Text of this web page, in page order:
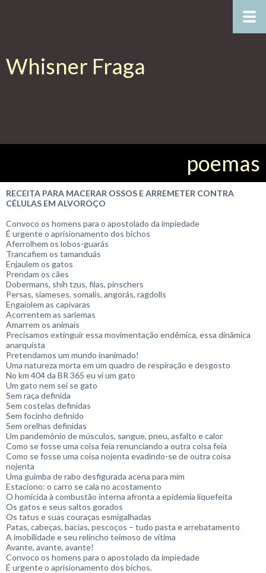
Whisner Fraga
poemas
RECEITA PARA MACERAR OSSOS E ARREMETER CONTRA
CÉLULAS EM ALVOROÇO
Convoco os homens para o apostolado da impiedade
É urgente o aprisionamento dos bichos
Aferrolhem os lobos-guarás
Trancafiem os tamanduás
Enjaulem os gatos
Prendam os cães
Dobermans, shih tzus, filas, pinschers
Persas, siameses, somalis, angorás, ragdolls
Engaiolem as capivaras
Acorrentem as sariemas
Amarrem os animais
Precisamos extinguir essa movimentação endêmica, essa dinâmica
anarquista
Pretendamos um mundo inanimado!
Uma natureza morta em um quadro de respiração e desgosto
No km 404 da BR 365 eu vi um gato
Um gato nem sei se gato
Sem raça definida
Sem costelas definidas
Sem focinho definido
Sem orelhas definidas
Um pandemônio de músculos, sangue, pneu, asfalto e calor
Como se fosse uma coisa feia renunciando a outra coisa feia
Como se fosse uma coisa nojenta evadindo-se de outra coisa
nojenta
Uma guimba de rabo desfigurada acena para mim
Estaciono: o carro se cala no acostamento
O homicida à combustão interna afronta a epidemia liquefeita
Os gatos e seus saltos gorados
Os tatus e suas couraças esmigalhadas
Patas, cabeças, bacias, pescoços – tudo pasta e arrebatamento
A imobilidade e seu relincho teimoso de vítima
Avante, avante, avante!
Convoco os homens para o apostolado da impiedade
É urgente o aprisionamento dos bichos.